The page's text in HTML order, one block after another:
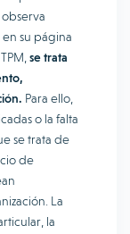
su página
se trata
Para ello,
o la falta
se trata de
de
La
la